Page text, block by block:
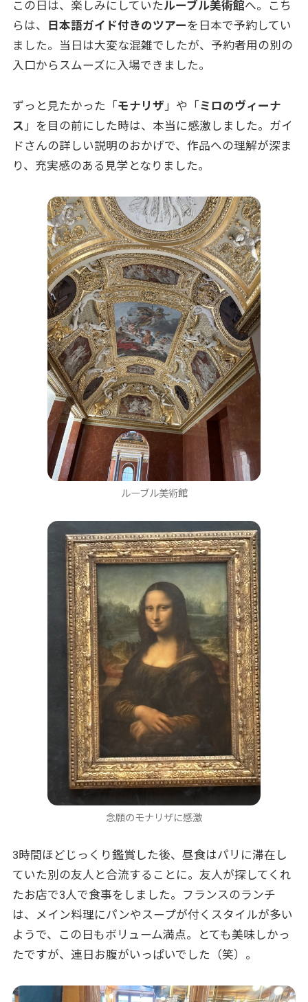
この日は、楽しみにしていたルーブル美術館へ。こち
らは、
日本語ガイド付きのツアーを日本で予約してい
ました。当日は大変な混雑でしたが、予約者用の別の
入口からスムーズに入場できました。
ずっと見たかった「 モナリザ」や「 ミロのヴィーナ
ス」を目の前にした時は、本当に感激しました。ガイ
ドさんの詳しい説明のおかげで、作品への理解が深ま
り、充実感のある見学となりました。
ルーブル美術館
念願のモナリザに感激
3時間ほどじっくり鑑賞した後、昼食はパリに滞在し
ていた別の友人と合流することに。友人が探してくれ
たお店で3人で食事をしました。フランスのランチ
は、メイン料理にパンやスープが付くスタイルが多い
ようで、この日もボリューム満点。とても美味しかっ
たですが、連日お腹がいっぱいでした（笑）。